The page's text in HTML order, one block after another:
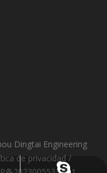
Dingtai Engineering
de privacidad /